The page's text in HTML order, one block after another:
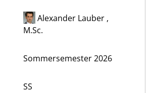
Alexander Lauber ,
M.Sc.
Sommersemester 2026
SS